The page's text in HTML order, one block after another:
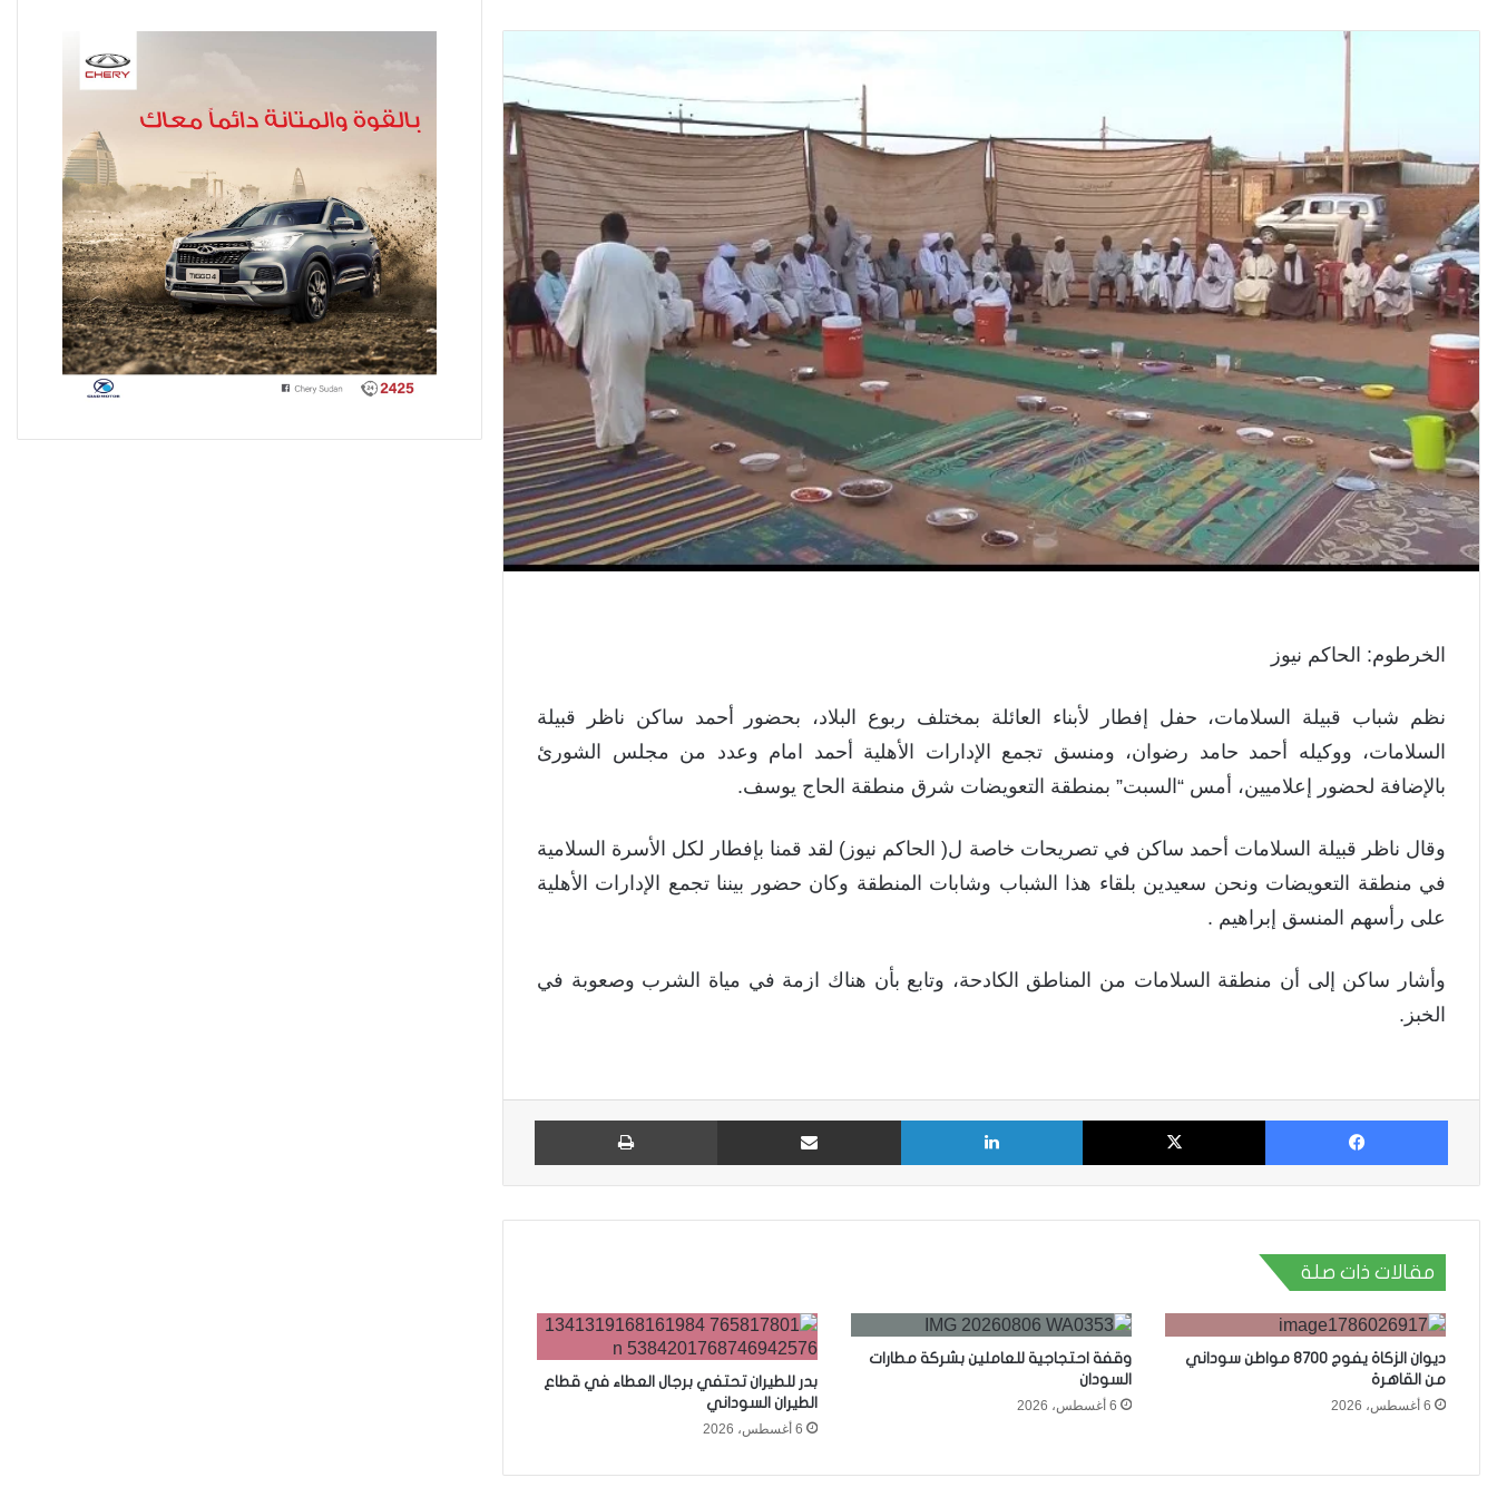
الخرطوم: الحاكم نيوز
نظم شباب قبيلة السلامات، حفل إفطار لأبناء العائلة بمختلف ربوع البلاد، بحضور أحمد ساكن ناظر قبيلة
السلامات، ووكيله أحمد حامد رضوان، ومنسق تجمع الإدارات الأهلية أحمد امام وعدد من مجلس الشورئ
بالإضافة لحضور إعلاميين، أمس “السبت” بمنطقة التعويضات شرق منطقة الحاج يوسف.
وقال ناظر قبيلة السلامات أحمد ساكن في تصريحات خاصة ل( الحاكم نيوز) لقد قمنا بإفطار لكل الأسرة السلامية
في منطقة التعويضات ونحن سعيدين بلقاء هذا الشباب وشابات المنطقة وكان حضور بيننا تجمع الإدارات الأهلية
على رأسهم المنسق إبراهيم .
وأشار ساكن إلى أن منطقة السلامات من المناطق الكادحة، وتابع بأن هناك ازمة في مياة الشرب وصعوبة في
الخبز.
فيسبوك X لينكدإن مشاركة عبر البريد طباعة
مقالات ذات صلة
ديوان الزكاة يفوج 8700 مواطن سوداني
من القاهرة
6 أغسطس، 2026
وقفة احتجاجية للعاملين بشركة مطارات
السودان
6 أغسطس، 2026
بدر للطيران تحتفي برجال العطاء في قطاع
الطيران السوداني
6 أغسطس، 2026